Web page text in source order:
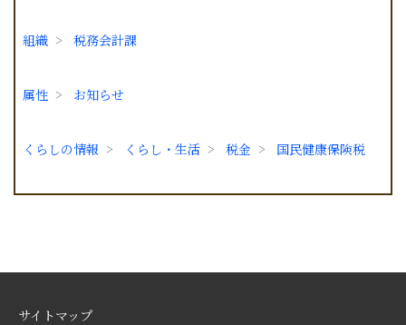
組織 税務会計課
属性 お知らせ
くらしの情報 くらし・生活 税金 国民健康保険税
サイトマップ